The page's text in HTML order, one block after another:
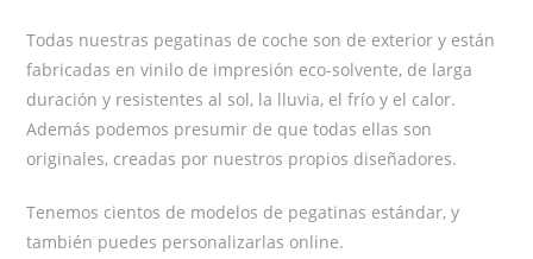
Todas nuestras pegatinas de coche son de exterior y están
fabricadas en vinilo de impresión eco-solvente, de larga
duración y resistentes al sol, la lluvia, el frío y el calor.
Además podemos presumir de que todas ellas son
originales, creadas por nuestros propios diseñadores.
Tenemos cientos de modelos de pegatinas estándar, y
también puedes personalizarlas online.